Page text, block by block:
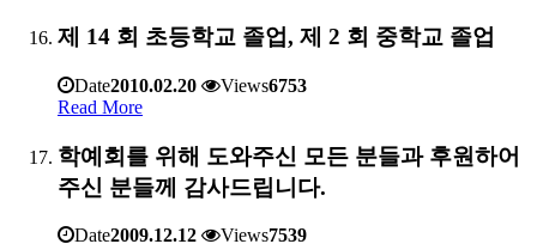
제 14 회 초등학교 졸업, 제 2 회 중학교 졸업
Date2010.02.20 Views6753
Read More
학예회를 위해 도와주신 모든 분들과 후원하어
주신 분들께 감사드립니다.
Date2009.12.12 Views7539